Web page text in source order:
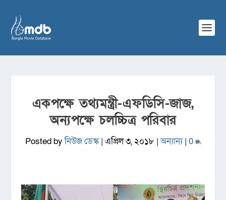
একপক্ষে তথ্যমন্ত্রী-এফডিসি-জাজ,
অন্যপক্ষে চলচ্চিত্র পরিবার
Posted byনিউজ ডেস্ক| এপ্রিল ৩, ২০১৮ |অন্যান্য| 0